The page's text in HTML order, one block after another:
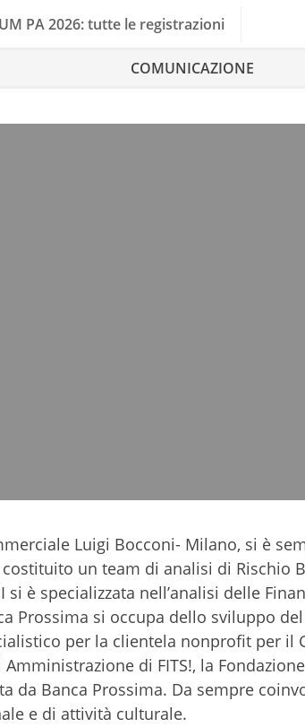
PA 2026: tutte le registrazioni
COMUNICAZIONE
Luigi Bocconi- Milano, si è
un team di analisi di Rischio
è specializzata nell’analisi delle
Prossima si occupa dello sviluppo
per la clientela nonprofit per il
di FITS!, la
da Banca Prossima. Da sempre
e di attività culturale.